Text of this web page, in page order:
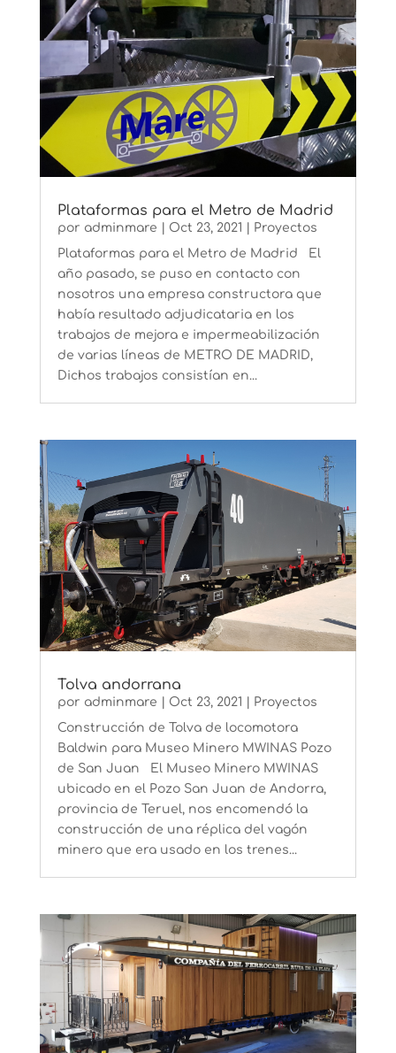
Plataformas para el Metro de Madrid
por adminmare | Oct 23, 2021 | Proyectos
Plataformas para el Metro de Madrid El
año pasado, se puso en contacto con
nosotros una empresa constructora que
había resultado adjudicataria en los
trabajos de mejora e impermeabilización
de varias líneas de METRO DE MADRID,
Dichos trabajos consistían en...
Tolva andorrana
por adminmare Oct 23, 2021
Proyectos
Construcción de Tolva de locomotora
Baldwin para Museo Minero MWINAS Pozo
de San Juan El Museo Minero MWINAS
ubicado en el Pozo San Juan de Andorra,
provincia de Teruel, nos encomendó la
construcción de una réplica del vagón
minero que era usado en los trenes...